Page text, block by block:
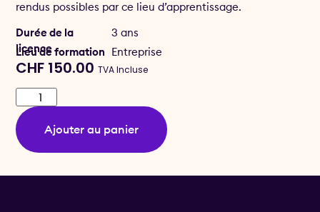
rendus possibles par ce lieu d’apprentissage.
Durée de la
licence
3 ans
Lieu de formation Entreprise
CHF 150.00 TVA Incluse
Ajouter au panier